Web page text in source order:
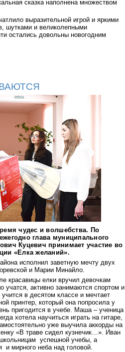
сказка наполнена множеством
выразительной игрой и яркими
шутками и великолепными
остались довольны новогодним
чудес и волшебства. По
глава муниципального
Куцевич принимает участие во
«Елка желаний».
исполнил заветную мечту двух
и Марии Минайло.
красавицы елки вручил девочкам
учатся, активно занимаются спортом и
учится в десятом классе и мечтает
принтер, который она попросила у
пригодится в учебе. Маша – ученица
хотела научиться играть на гитаре,
уже выучила аккорды на
«В траве сидел кузнечик…». Иван
успешной учебы, а
и мирного неба над головой.